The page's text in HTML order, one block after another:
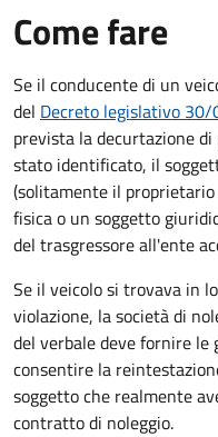
Come fare
Se il conducente di un
del Decreto legislativo
prevista la decurtazione
stato identificato, il
(solitamente il proprietario
fisica o un soggetto
del trasgressore all'ente
Se il veicolo si trovava in
violazione, la società di
del verbale deve fornire le
consentire la
soggetto che realmente
contratto di noleggio.